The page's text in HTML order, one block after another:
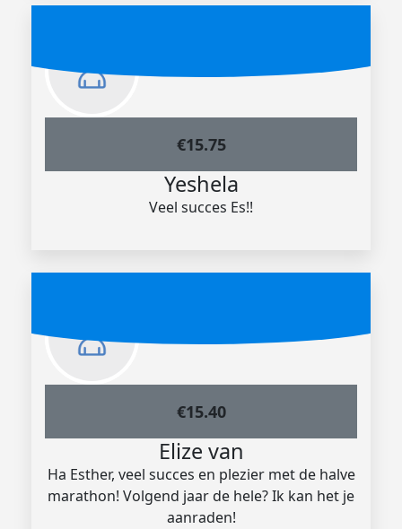
€15.75
Yeshela
Veel succes Es!!
€15.40
Elize van
Ha Esther, veel succes en plezier met de halve
marathon! Volgend jaar de hele? Ik kan het je
aanraden!